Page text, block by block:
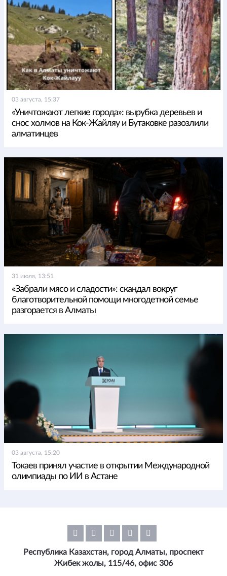
03 августа, 15:37
«Уничтожают легкие города»: вырубка деревьев и
снос холмов на Кок-Жайляу и Бутаковке разозлили
алматинцев
31 июля, 13:51
«Забрали мясо и сладости»: скандал вокруг
благотворительной помощи многодетной семье
разгорается в Алматы
03 августа, 15:20
Токаев принял участие в открытии Международной
олимпиады по ИИ в Астане
Республика Казахстан, город Алматы, проспект
Жибек жолы, 115/46, офис 306